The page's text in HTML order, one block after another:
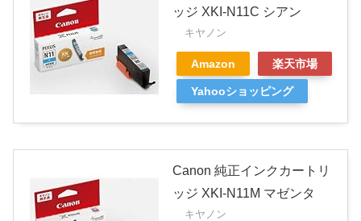
ッジ XKI-N11C シアン
キヤノン
Amazon 楽天市場
Yahooショッピング
Canon 純正インクカートリ
ッジ XKI-N11M マゼンタ
キヤノン